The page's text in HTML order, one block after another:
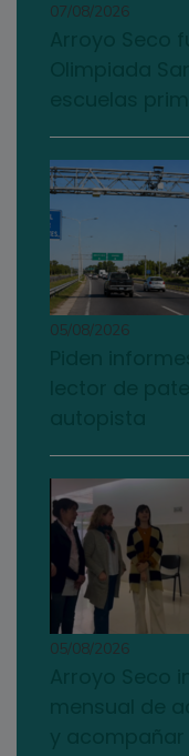
07/08/2026
05/08/2026
05/08/2026